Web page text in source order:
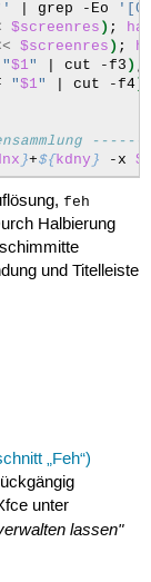
grep -Eo
$screenres ) ;
$screenres ) ;
"$1" cut -f3 ) ;
"$1" cut -f4
}+${ kdny } -x
feh
Halbierung
und Titelleiste
„Feh“)
unter
lassen"